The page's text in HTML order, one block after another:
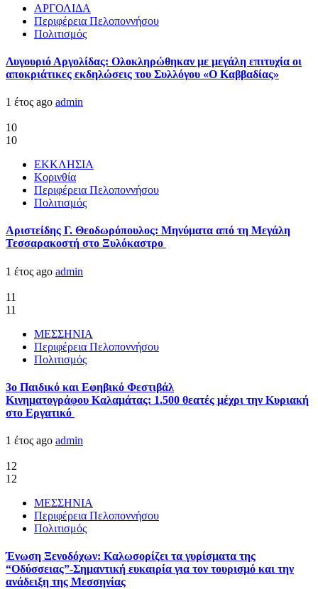
ΑΡΓΟΛΙΔΑ
Περιφέρεια Πελοποννήσου
Πολιτισμός
Λυγουριό Αργολίδας: Ολοκληρώθηκαν με μεγάλη επιτυχία οι
αποκριάτικες εκδηλώσεις του Συλλόγου «Ο Καββαδίας»
1 έτος ago admin
10
10
ΕΚΚΛΗΣΙΑ
Κορινθία
Περιφέρεια Πελοποννήσου
Πολιτισμός
Αριστείδης Γ. Θεοδωρόπουλος: Μηνύματα από τη Μεγάλη
Τεσσαρακοστή στο Ξυλόκαστρο
1 έτος ago admin
11
11
ΜΕΣΣΗΝΙΑ
Περιφέρεια Πελοποννήσου
Πολιτισμός
3ο Παιδικό και Εφηβικό Φεστιβάλ
Κινηματογράφου Καλαμάτας: 1.500 θεατές μέχρι την Κυριακή
στο Εργατικό
1 έτος ago admin
12
12
ΜΕΣΣΗΝΙΑ
Περιφέρεια Πελοποννήσου
Πολιτισμός
Ένωση Ξενοδόχων: Καλωσορίζει τα γυρίσματα της
“Οδύσσειας”-Σημαντική ευκαιρία για τον τουρισμό και την
ανάδειξη της Μεσσηνίας